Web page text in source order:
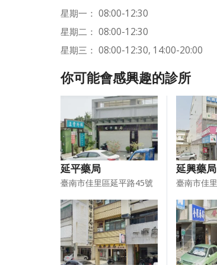
星期一： 08:00-12:30
星期二： 08:00-12:30
星期三： 08:00-12:30, 14:00-20:00
你可能會感興趣的診所
延平藥局
臺南市佳里區延平路45號
延興藥局